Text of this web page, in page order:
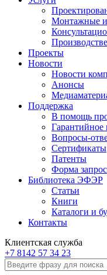
Монтажные и
Проекты
Новости
Новости
Анонсы
Поддержка
В помощь
Гарантийное
Вопросы-
Сертификаты
Патенты
Форма
Библиотека ЭФЭР
Статьи
Книги
Каталоги и
Контакты
Клиентская служба
+7 8142 57 34 23